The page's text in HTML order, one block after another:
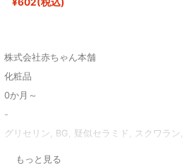
株式会社赤ちゃん本舗
化粧品
0か月～
-
グリセリン, BG, 疑似セラミド, スクワラン,
もっと見る